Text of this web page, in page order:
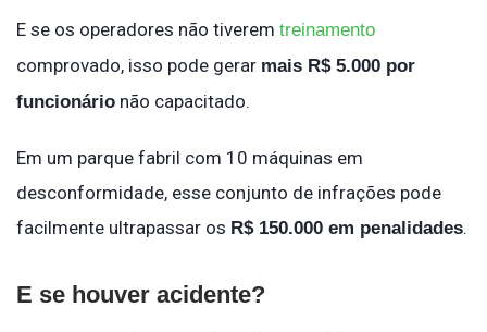
E se os operadores não tiverem treinamento
comprovado, isso pode gerar mais R$ 5.000 por
funcionário não capacitado.
Em um parque fabril com 10 máquinas em
desconformidade, esse conjunto de infrações pode
facilmente ultrapassar os R$ 150.000 em penalidades.
E se houver acidente?